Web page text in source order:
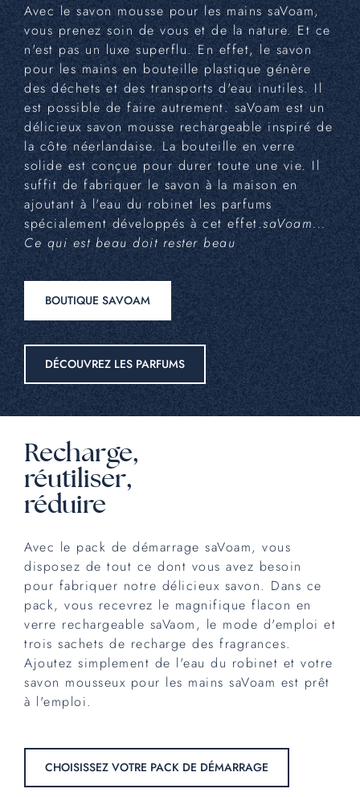
Avec le savon mousse pour les mains saVoam,
vous prenez soin de vous et de la nature. Et ce
n'est pas un luxe superflu. En effet, le savon
pour les mains en bouteille plastique génère
des déchets et des transports d'eau inutiles. Il
est possible de faire autrement. saVoam est un
délicieux savon mousse rechargeable inspiré de
la côte néerlandaise. La bouteille en verre
solide est conçue pour durer toute une vie. Il
suffit de fabriquer le savon à la maison en
ajoutant à l'eau du robinet les parfums
spécialement développés à cet effet.saVoam...
Ce qui est beau doit rester beau
BOUTIQUE SAVOAM
DÉCOUVREZ LES PARFUMS
Recharge,
réutiliser,
réduire
Avec le pack de démarrage saVoam, vous
disposez de tout ce dont vous avez besoin
pour fabriquer notre délicieux savon. Dans ce
pack, vous recevrez le magnifique flacon en
verre rechargeable saVaom, le mode d'emploi et
trois sachets de recharge des fragrances.
Ajoutez simplement de l'eau du robinet et votre
savon mousseux pour les mains saVoam est prêt
à l'emploi.
CHOISISSEZ VOTRE PACK DE DÉMARRAGE